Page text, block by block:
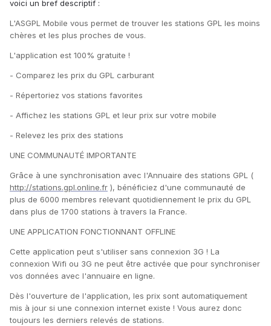
voici un bref descriptif :
L'ASGPL Mobile vous permet de trouver les stations GPL les moins
chères et les plus proches de vous.
L'application est 100% gratuite !
- Comparez les prix du GPL carburant
- Répertoriez vos stations favorites
- Affichez les stations GPL et leur prix sur votre mobile
- Relevez les prix des stations
UNE COMMUNAUTÉ IMPORTANTE
Grâce à une synchronisation avec l'Annuaire des stations GPL (
http://stations.gpl.online.fr ), bénéficiez d'une communauté de
plus de 6000 membres relevant quotidiennement le prix du GPL
dans plus de 1700 stations à travers la France.
UNE APPLICATION FONCTIONNANT OFFLINE
Cette application peut s'utiliser sans connexion 3G ! La
connexion Wifi ou 3G ne peut être activée que pour synchroniser
vos données avec l'annuaire en ligne.
Dès l'ouverture de l'application, les prix sont automatiquement
mis à jour si une connexion internet existe ! Vous aurez donc
toujours les derniers relevés de stations.